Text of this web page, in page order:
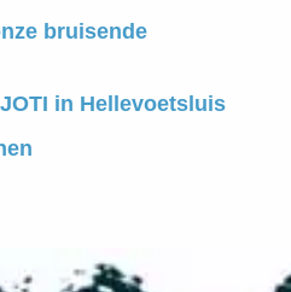
bruisende
in Hellevoetsluis